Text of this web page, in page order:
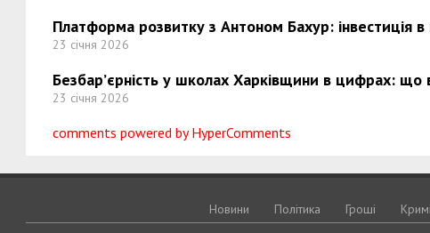
Платформа розвитку з Антоном Бахур: інвестиція в
23 січня 2026
Безбар’єрність у школах Харківщини в цифрах: що
23 січня 2026
comments powered by HyperComments
Новини Політика Грошi